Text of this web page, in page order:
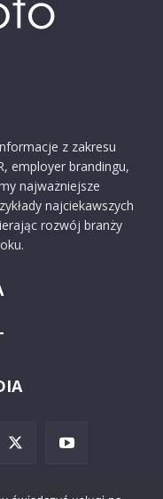
z zakresu
employer brandingu,
najważniejsze
najciekawszych
rozwój branży